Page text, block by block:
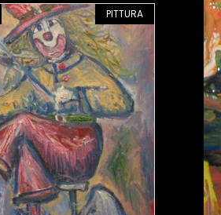
PITTURA